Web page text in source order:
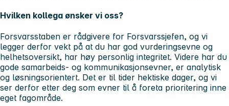
Hvilken kollega ønsker vi oss?
Forsvarsstaben er rådgivere for Forsvarssjefen, og vi
legger derfor vekt på at du har god vurderingsevne og
helhetsoversikt, har høy personlig integritet. Videre har du
gode samarbeids- og kommunikasjonsevner, er analytisk
og løsningsorientert. Det er til tider hektiske dager, og vi
ser derfor etter deg som evner til å foreta prioritering inne
eget fagområde.